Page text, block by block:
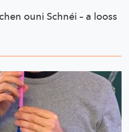
ouni Schnéi – a looss